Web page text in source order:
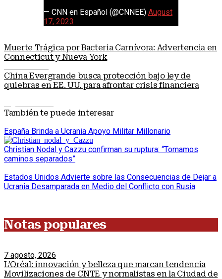
— CNN en Español (@CNNEE) August
17, 2023
Muerte Trágica por Bacteria Carnívora: Advertencia en
Connecticut y Nueva York
China Evergrande busca protección bajo ley de
quiebras en EE. UU. para afrontar crisis financiera
También te puede interesar
España Brinda a Ucrania Apoyo Militar Millonario
Christian Nodal y Cazzu confirman su ruptura: “Tomamos
caminos separados”
Estados Unidos Advierte sobre las Consecuencias de Dejar a
Ucrania Desamparada en Medio del Conflicto con Rusia
Notas populares
7 agosto, 2026
L’Oréal: innovación y belleza que marcan tendencia
Movilizaciones de CNTE y normalistas en la Ciudad de